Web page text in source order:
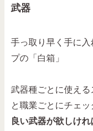
武器
手っ取り早く手に
プの「白箱」
武器種ごとに使え
と職業ごとにチェッ
良い武器が欲しけれ